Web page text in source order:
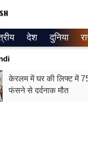
News
देश दुनिया
केरलम में घर की लिफ्ट में 75
फंसने से दर्दनाक मौत